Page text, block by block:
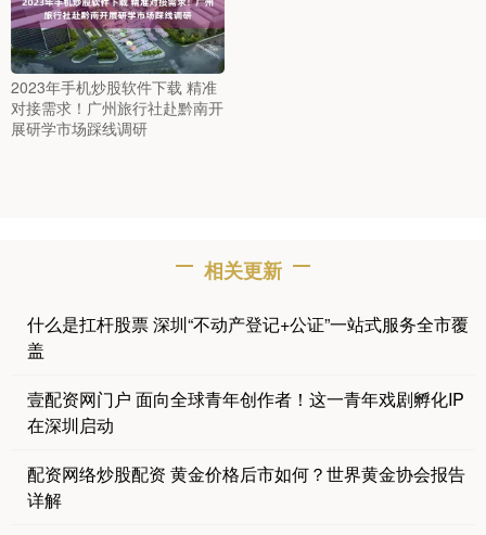
2023年手机炒股软件下载 精准
对接需求！广州旅行社赴黔南开
展研学市场踩线调研
相关更新
什么是扛杆股票 深圳“不动产登记+公证”一站式服务全市覆
盖
壹配资网门户 面向全球青年创作者！这一青年戏剧孵化IP
在深圳启动
配资网络炒股配资 黄金价格后市如何？世界黄金协会报告
详解